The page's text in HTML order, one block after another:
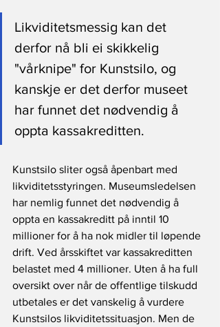
Likviditetsmessig kan det
derfor nå bli ei skikkelig
"vårknipe" for Kunstsilo, og
kanskje er det derfor museet
har funnet det nødvendig å
oppta kassakreditten.
Kunstsilo sliter også åpenbart med
likviditetsstyringen. Museumsledelsen
har nemlig funnet det nødvendig å
oppta en kassakreditt på inntil 10
millioner for å ha nok midler til løpende
drift. Ved årsskiftet var kassakreditten
belastet med 4 millioner. Uten å ha full
oversikt over når de offentlige tilskudd
utbetales er det vanskelig å vurdere
Kunstsilos likviditetssituasjon. Men de